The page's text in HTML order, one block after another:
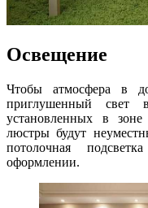
Освещение
Чтобы атмосфера в
приглушенный свет
установленных в
люстры будут
потолочная
оформлении.